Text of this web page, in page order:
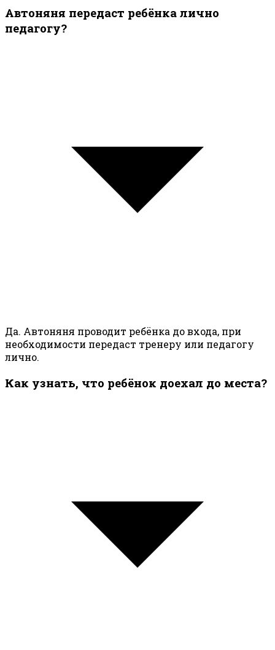
Автоняня передаст ребёнка лично
педагогу?
Да. Автоняня проводит ребёнка до входа, при
необходимости передаст тренеру или педагогу
лично.
Как узнать, что ребёнок доехал до места?